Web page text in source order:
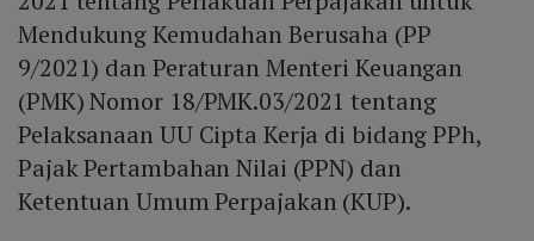
Mendukung Kemudahan Berusaha (PP
9/2021) dan Peraturan Menteri Keuangan
(PMK) Nomor 18/PMK.03/2021 tentang
Pelaksanaan UU Cipta Kerja di bidang PPh,
Pajak Pertambahan Nilai (PPN) dan
Ketentuan Umum Perpajakan (KUP).